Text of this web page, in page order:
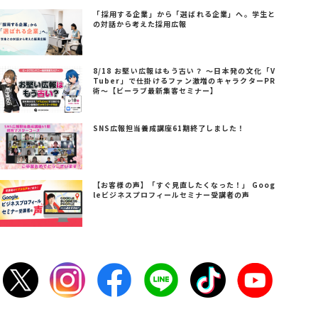
「採用する企業」から「選ばれる企業」へ。学生と
の対話から考えた採用広報
8/18 お堅い広報はもう古い？ ～日本発の文化「V
Tuber」で仕掛けるファン激増のキャラクターPR
術～【ビーラブ最新集客セミナー】
SNS広報担当養成講座61期終了しました！
【お客様の声】「すぐ見直したくなった！」 Goog
leビジネスプロフィールセミナー受講者の声